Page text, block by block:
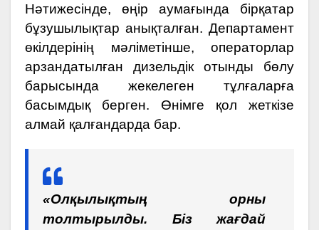
Нәтижесінде, өңір аумағында бірқатар
бұзушылықтар анықталған. Департамент
өкілдерінің мәліметінше, операторлар
арзандатылған дизельдік отынды бөлу
барысында жекелеген тұлғаларға
басымдық берген. Өнімге қол жеткізе
алмай қалғандарда бар.
«Олқылықтың орны
толтырылды. Біз жағдай